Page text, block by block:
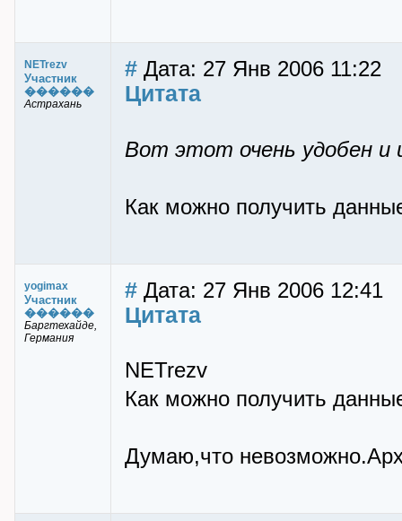
NETrezv
Участник
������
Астрахань
# Дата: 27 Янв 2006 11:22
Цитата
Вот этот очень удобен и
Как можно получить
yogimax
Участник
������
Баргтехайде,
Германия
# Дата: 27 Янв 2006 12:41
Цитата
NETrezv
Как можно получить
Думаю,что